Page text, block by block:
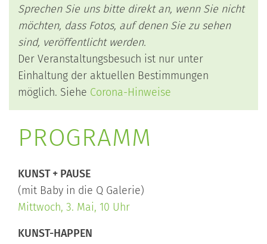
Sprechen Sie uns bitte direkt an, wenn Sie nicht
möchten, dass Fotos, auf denen Sie zu sehen
sind, veröffentlicht werden.
Der Veranstaltungsbesuch ist nur unter
Einhaltung der aktuellen Bestimmungen
möglich. Siehe Corona-Hinweise
PROGRAMM
KUNST + PAUSE
(mit Baby in die Q Galerie)
Mittwoch, 3. Mai, 10 Uhr
KUNST-HAPPEN